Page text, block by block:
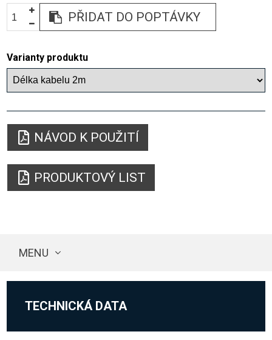
PŘIDAT DO POPTÁVKY
Varianty produktu
NÁVOD K POUŽITÍ
PRODUKTOVÝ LIST
MENU
TECHNICKÁ DATA